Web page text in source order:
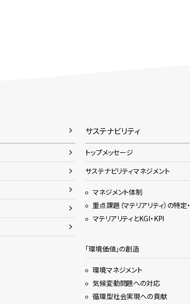
サステナビリティ
トップメッセージ
サステナビリティマネジメント
マネジメント体制
重点課題（マテリアリティ）の特定
マテリアリティとKGI・KPI
「環境価値」の創造
環境マネジメント
気候変動問題への対応
循環型社会実現への貢献